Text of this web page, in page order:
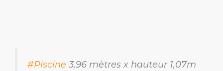
#Piscine 3,96 mètres x hauteur 1,07m